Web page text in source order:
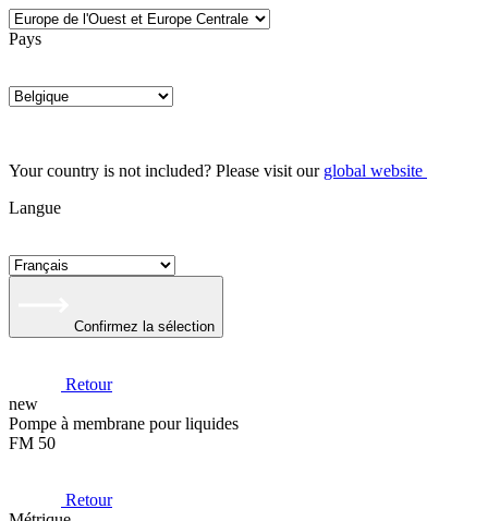
Pays
Your country is not included? Please visit our global website
Langue
Confirmez la sélection
Retour
new
Pompe à membrane pour liquides
FM 50
Retour